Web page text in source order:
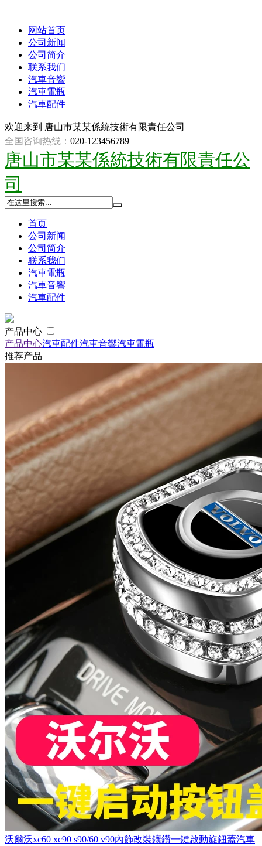
网站首页
公司新闻
公司简介
联系我们
汽車音響
汽車電瓶
汽車配件
欢迎来到 唐山市某某係統技術有限責任公司
全国咨询热线： 020-123456789
唐山市某某係統技術有限責任公
司
首页
公司新闻
公司简介
联系我们
汽車電瓶
汽車音響
汽車配件
产品中心
产品中心汽車配件汽車音響汽車電瓶
推荐产品
沃爾沃xc60 xc90 s90/60 v90內飾改裝鑲鑽一鍵啟動旋鈕蓋汽車